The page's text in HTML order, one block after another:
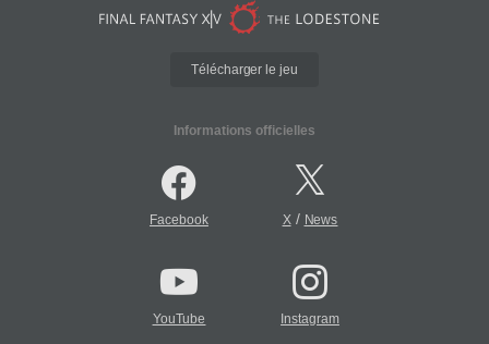
Télécharger le jeu
Informations officielles
Facebook X/ News
YouTube Instagram